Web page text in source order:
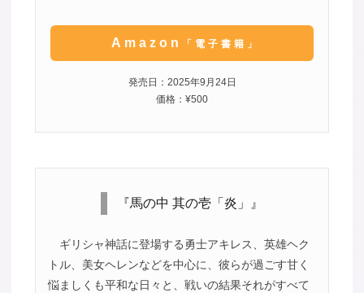
Amazon 「電子書籍」
発売日：2025年9月24日
価格：¥500
『馬の中 其の壱「炎」』
ギリシャ神話に登場する勇士アキレス、英雄ヘク
トル、美女ヘレンなどを中心に、彼らが過ごす甘く
悩ましくも平和な日々と、戦いの結果それがすべて